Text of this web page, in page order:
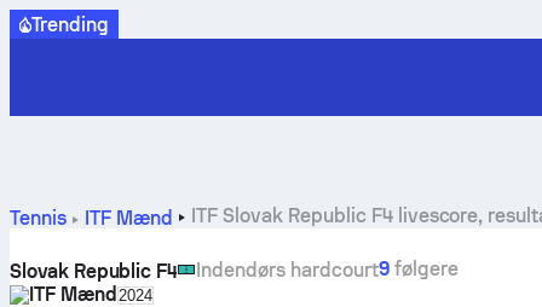
Trending
Tennis ITF Mænd ITF Slovak Republic F4 livescore,
Slovak Republic F4 Indendørs hardcourt9 følgere
ITF MændSelect season in unique tournament header
2024